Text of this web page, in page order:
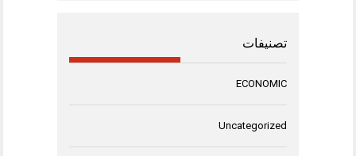
تصنيفات
ECONOMIC
Uncategorized